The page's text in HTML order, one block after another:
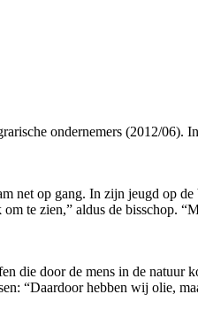
ondernemers (2012/06).
net op gang. In zijn jeugd op
te zien,” aldus de bisschop.
die door de mens in de natuur
“Daardoor hebben wij olie,